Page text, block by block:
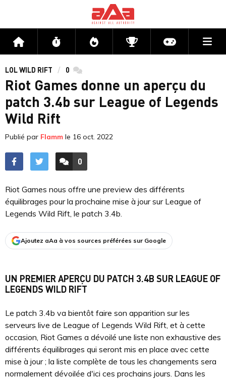
Accueil Flux Directs CompétitionsActu jeux
LOL WILD RIFT 0 commentaires
Riot Games donne un aperçu du
patch 3.4b sur League of Legends
Wild Rift
Publié par Flamm le 16 oct. 2022
ACCÉDER AUX
0
COMMENTAIRES
Riot Games nous offre une preview des différents
équilibrages pour la prochaine mise à jour sur League of
Legends Wild Rift, le patch 3.4b.
Ajoutez aAa à vos sources préférées sur Google
UN PREMIER APERÇU DU PATCH 3.4B SUR LEAGUE OF
LEGENDS WILD RIFT
Le patch 3.4b va bientôt faire son apparition sur les
serveurs live de League of Legends Wild Rift, et à cette
occasion, Riot Games a dévoilé une liste non exhaustive des
différents équilibrages qui seront mis en place avec cette
mise à jour ; la liste complète de tous les changements sera
normalement dévoilée d'ici ces prochains jours. Dans les